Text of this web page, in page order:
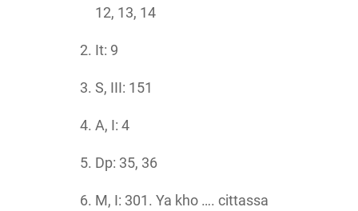
12, 13, 14
It: 9
S, III: 151
A, I: 4
Dp: 35, 36
M, I: 301. Ya kho …. cittassa